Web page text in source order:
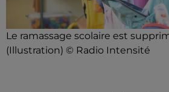
Le ramassage scolaire est
(Illustration) © Radio Intensité